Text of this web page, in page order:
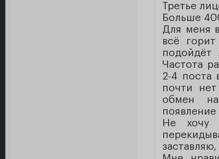
Третье
Больше
Для меня
всё
подойдёт
Частота
2-4 поста
почти
обмен на
Не хочу